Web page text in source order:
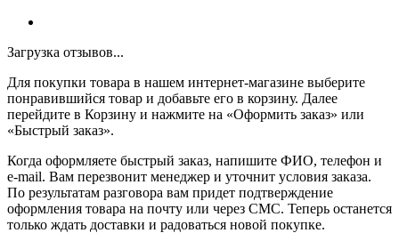
Загрузка отзывов...
Для покупки товара в нашем интернет-магазине выберите
понравившийся товар и добавьте его в корзину. Далее
перейдите в Корзину и нажмите на «Оформить заказ» или
«Быстрый заказ».
Когда оформляете быстрый заказ, напишите ФИО, телефон и
e-mail. Вам перезвонит менеджер и уточнит условия заказа.
По результатам разговора вам придет подтверждение
оформления товара на почту или через СМС. Теперь останется
только ждать доставки и радоваться новой покупке.